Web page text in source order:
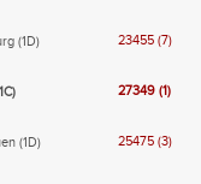
(1D) 23455 (7)
27349 (1)
(1D) 25475 (3)